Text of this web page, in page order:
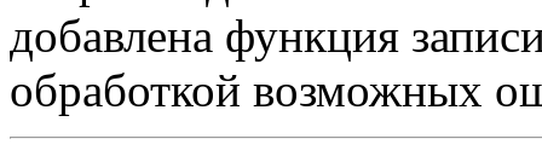
добавлена функция
обработкой возможных